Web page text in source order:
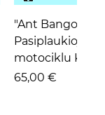
"Ant Bangos"
motociklu
Kaina
65,00 €